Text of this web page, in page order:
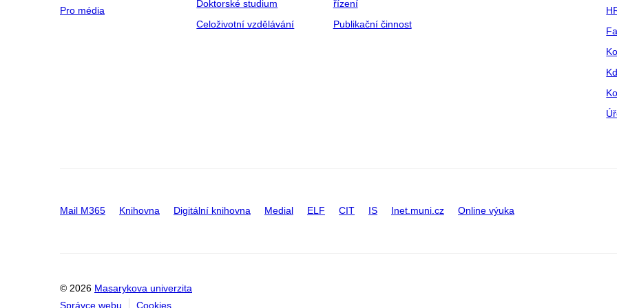
Pro média
Doktorské studium
Celoživotní vzdělávání
řízení
Publikační činnost
Mail M365 Knihovna Digitální knihovna Medial ELF CIT IS Inet.muni.cz Online výuka
© 2026 Masarykova univerzita
Správce webu
Cookies